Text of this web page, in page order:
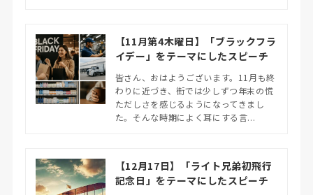
【11月第4木曜日】「ブラックフラ
イデー」をテーマにしたスピーチ
皆さん、おはようございます。11月も終
わりに近づき、街では少しずつ年末の慌
ただしさを感じるようになってきまし
た。そんな時期によく耳にする言...
【12月17日】「ライト兄弟初飛行
記念日」をテーマにしたスピーチ